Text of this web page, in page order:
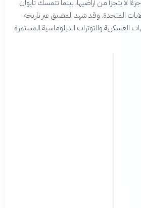
لا يتجزأ من أراضيها، بينما تتمسك تايوان
المتحدة. وقد شهد المضيق عبر تاريخه
العسكرية والتوترات الدبلوماسية المستمرة